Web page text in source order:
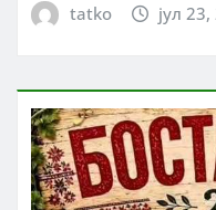
tatko јул